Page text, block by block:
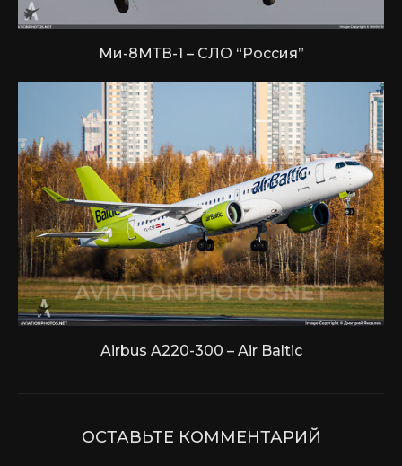
Ми-8МТВ-1 – СЛО “Россия”
Airbus A220-300 – Air Baltic
ОСТАВЬТЕ КОММЕНТАРИЙ